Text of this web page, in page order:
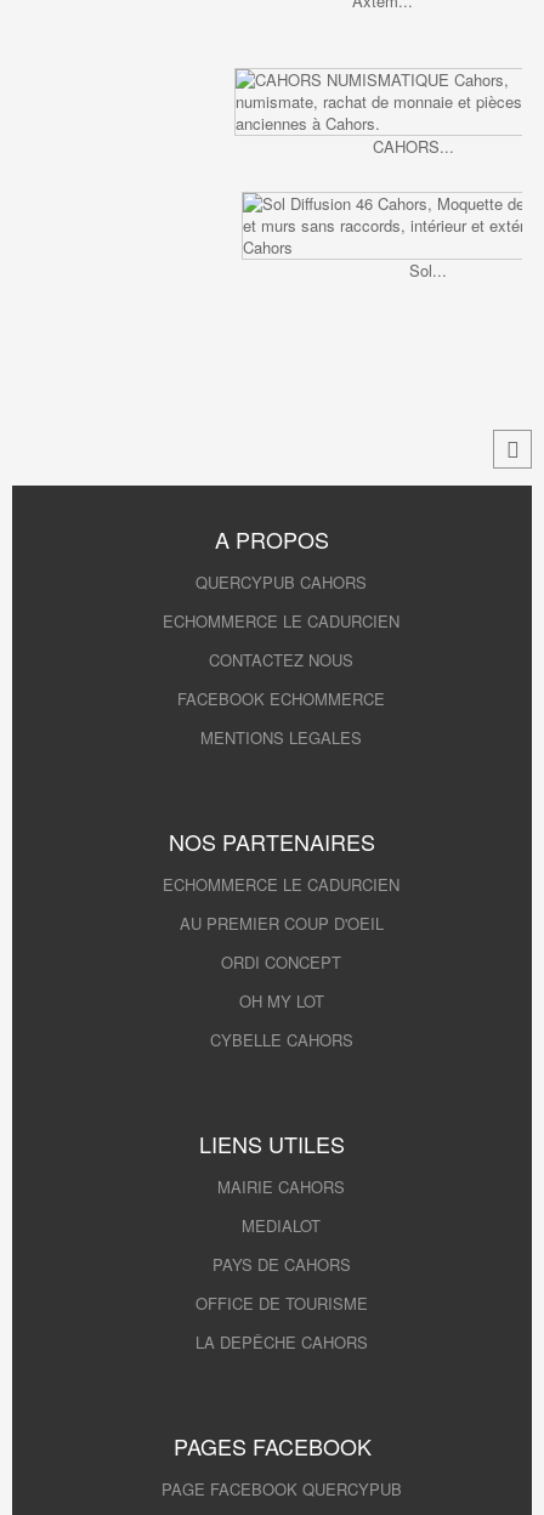
CAHORS...
Sol...
A PROPOS
QUERCYPUB CAHORS
ECHOMMERCE LE CADURCIEN
CONTACTEZ NOUS
FACEBOOK ECHOMMERCE
MENTIONS LEGALES
NOS PARTENAIRES
ECHOMMERCE LE CADURCIEN
AU PREMIER COUP D'OEIL
ORDI CONCEPT
OH MY LOT
CYBELLE CAHORS
LIENS UTILES
MAIRIE CAHORS
MEDIALOT
PAYS DE CAHORS
OFFICE DE TOURISME
LA DEPÊCHE CAHORS
PAGES FACEBOOK
PAGE FACEBOOK QUERCYPUB